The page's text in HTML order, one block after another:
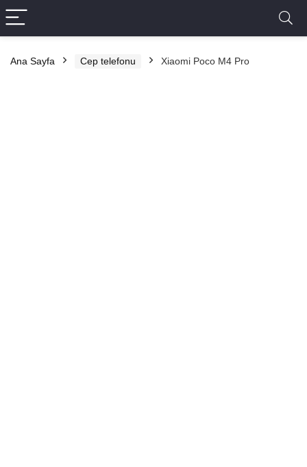
Ana Sayfa Cep telefonu Xiaomi Poco M4 Pro